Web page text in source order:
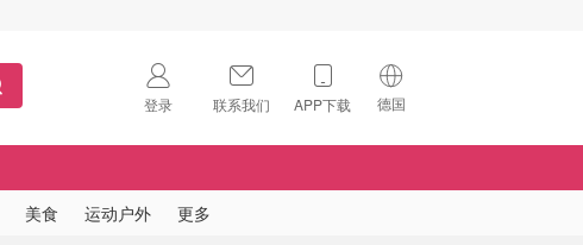
登录 联系我们 APP下载 德国
🇺🇸
美食 运动户外 更多